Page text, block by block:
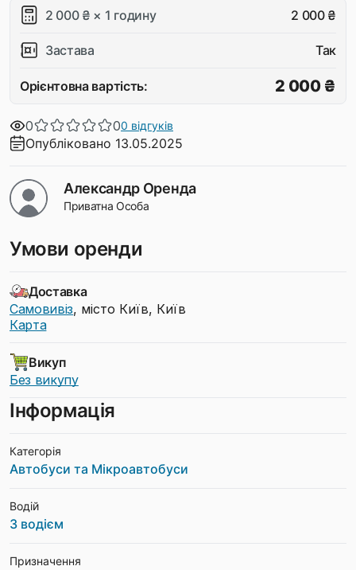
2 000 ₴ × 1 годину 2 000 ₴
Застава Так
Орієнтовна вартість: 2 000 ₴
0 00 відгуків
Опубліковано 13.05.2025
Александр Оренда
Приватна Особа
Умови оренди
Доставка
Самовивіз, місто Київ, Київ
Карта
Викуп
Без викупу
Інформація
Категорія
Автобуси та Мікроавтобуси
Водій
З водієм
Призначення